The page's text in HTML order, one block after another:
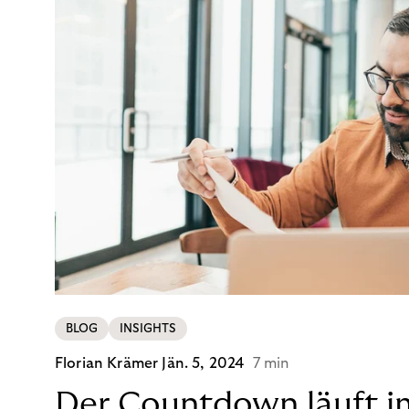
BLOG INSIGHTS
Florian Krämer Jän. 5, 2024 7 min